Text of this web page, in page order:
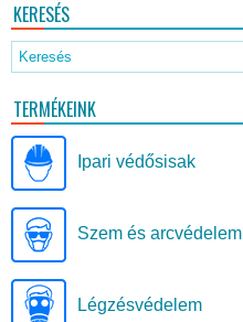
KERESÉS
TERMÉKEINK
Ipari védősisak
Szem és arcvédelem
Légzésvédelem